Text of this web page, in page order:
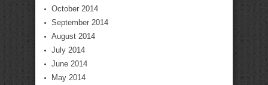
October 2014
September 2014
August 2014
July 2014
June 2014
May 2014